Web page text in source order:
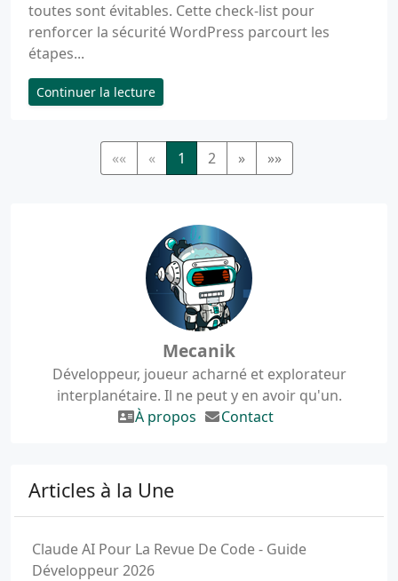
toutes sont évitables. Cette check-list pour
renforcer la sécurité WordPress parcourt les
étapes...
Continuer la lecture
«« « 1 2 » »»
Mecanik
Développeur, joueur acharné et explorateur
interplanétaire. Il ne peut y en avoir qu'un.
À propos
Contact
Articles à la Une
Claude AI Pour La Revue De Code - Guide
Développeur 2026